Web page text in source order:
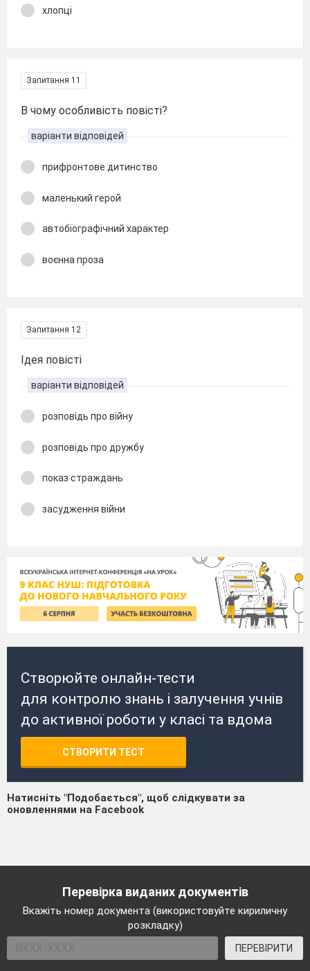
хлопці
Запитання 11
В чому особливість повісті?
варіанти відповідей
прифронтове дитинство
маленький герой
автобіографічний характер
воєнна проза
Запитання 12
Ідея повісті
варіанти відповідей
розповідь про війну
розповідь про дружбу
показ страждань
засудження війни
Створюйте онлайн-тести
для контролю знань і залучення учнів
до активної роботи у класі та вдома
СТВОРИТИ ТЕСТ
Натисніть "Подобається", щоб слідкувати за
оновленнями на Facebook
Перевірка виданих документів
Вкажіть номер документа (використовуйте кириличну
розкладку)
ПЕРЕВІРИТИ